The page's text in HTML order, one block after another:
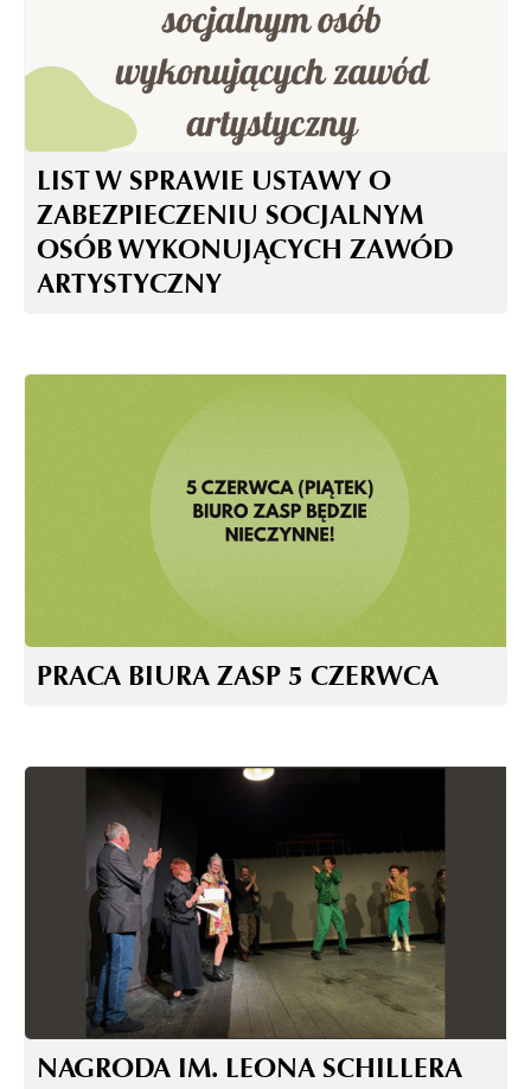
LIST W SPRAWIE USTAWY O
ZABEZPIECZENIU SOCJALNYM
OSÓB WYKONUJĄCYCH ZAWÓD
ARTYSTYCZNY
PRACA BIURA ZASP 5 CZERWCA
NAGRODA IM. LEONA SCHILLERA